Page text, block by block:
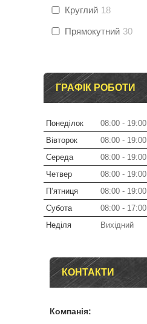
Круглий 18
Прямокутний 30
ГРАФІК РОБОТИ
Понеділок 08:00
19:00
Вівторок
08:00
19:00
Середа
08:00
19:00
Четвер
08:00
19:00
Пʼятниця
08:00
19:00
Субота
08:00
17:00
Неділя
Вихідний
КОНТАКТИ